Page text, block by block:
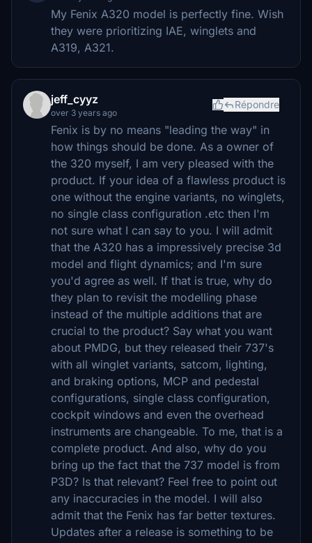
My Fenix A320 model is perfectly fine. Wish
they were prioritizing IAE, winglets and
A319, A321.
jeff_cyyz
over 3 years ago
Répondre
Fenix is by no means "leading the way" in
how things should be done. As a owner of
the 320 myself, I am very pleased with the
product. If your idea of a flawless product is
one without the engine variants, no winglets,
no single class configuration .etc then I'm
not sure what I can say to you. I will admit
that the A320 has a impressively precise 3d
model and flight dynamics; and I'm sure
you'd agree as well. If that is true, why do
they plan to revisit the modelling phase
instead of the multiple additions that are
crucial to the product? Say what you want
about PMDG, but they released their 737's
with all winglet variants, satcom, lighting,
and braking options, MCP and pedestal
configurations, single class configuration,
cockpit windows and even the overhead
instruments are changeable. To me, that is a
complete product. And also, why do you
bring up the fact that the 737 model is from
P3D? Is that relevant? Feel free to point out
any inaccuracies in the model. I will also
admit that the Fenix has far better textures.
Updates after a release is something to be